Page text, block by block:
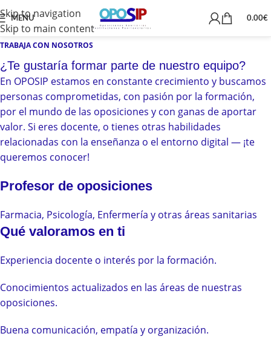
Skip to navigation
Skip to main content
MENU 0.00€
TRABAJA CON NOSOTROS
¿Te gustaría formar parte de nuestro equipo?
En OPOSIP estamos en constante crecimiento y buscamos
personas comprometidas, con pasión por la formación,
por el mundo de las oposiciones y con ganas de aportar
valor. Si eres docente, o tienes otras habilidades
relacionadas con la enseñanza o el entorno digital — ¡te
queremos conocer!
Profesor de oposiciones
Farmacia, Psicología, Enfermería y otras áreas sanitarias
Qué valoramos en ti
Experiencia docente o interés por la formación.
Conocimientos actualizados en las áreas de nuestras
oposiciones.
Buena comunicación, empatía y organización.